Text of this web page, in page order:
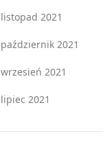
listopad 2021
październik 2021
wrzesień 2021
lipiec 2021